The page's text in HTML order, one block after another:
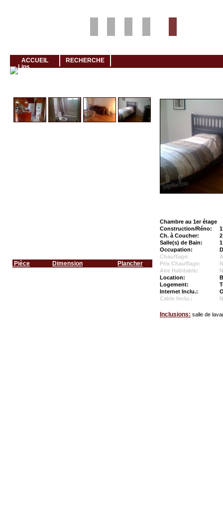
ACCUEIL RECHERCHE
Pièce Dimension Plancher
Chambre au 1er étage
Construction/Réno:
Ch. à Coucher:
2
Salle(s) de Bain:
1
Occupation:
Chauffage:
Prix Chauffage:
Aire Habitable:
Location:
Logement:
Internet Inclu.:
Cable Inclu.:
Inclusions: salle de